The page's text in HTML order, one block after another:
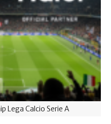
Lega Calcio Serie A